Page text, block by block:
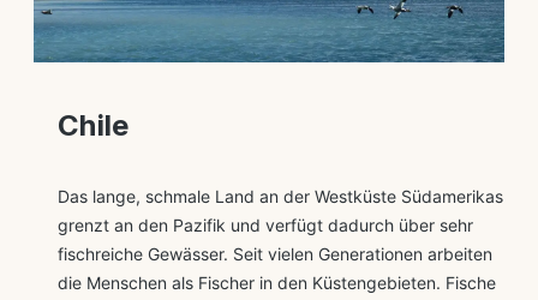
Chile
Das lange, schmale Land an der Westküste Südamerikas
grenzt an den Pazifik und verfügt dadurch über sehr
fischreiche Gewässer. Seit vielen Generationen arbeiten
die Menschen als Fischer in den Küstengebieten. Fische